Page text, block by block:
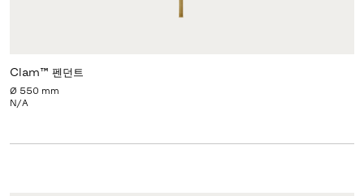
Clam™ 펜던트
Ø 550 mm
N/A